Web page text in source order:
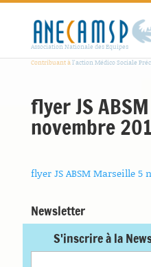
Association Nationale des Equipes
Contribuant àl'action Médico Sociale
flyer JS
novembre
flyer JS ABSM Marseille 5
Newsletter
S'inscrire à la